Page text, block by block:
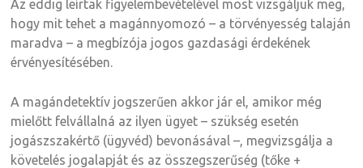
Az eddig leírtak figyelembevételével most vizsgáljuk meg,
hogy mit tehet a magánnyomozó – a törvényesség talaján
maradva – a megbízója jogos gazdasági érdekének
érvényesítésében.
A magándetektív jogszerűen akkor jár el, amikor még
mielőtt felvállalná az ilyen ügyet – szükség esetén
jogászszakértő (ügyvéd) bevonásával –, megvizsgálja a
követelés jogalapját és az összegszerűség (tőke +